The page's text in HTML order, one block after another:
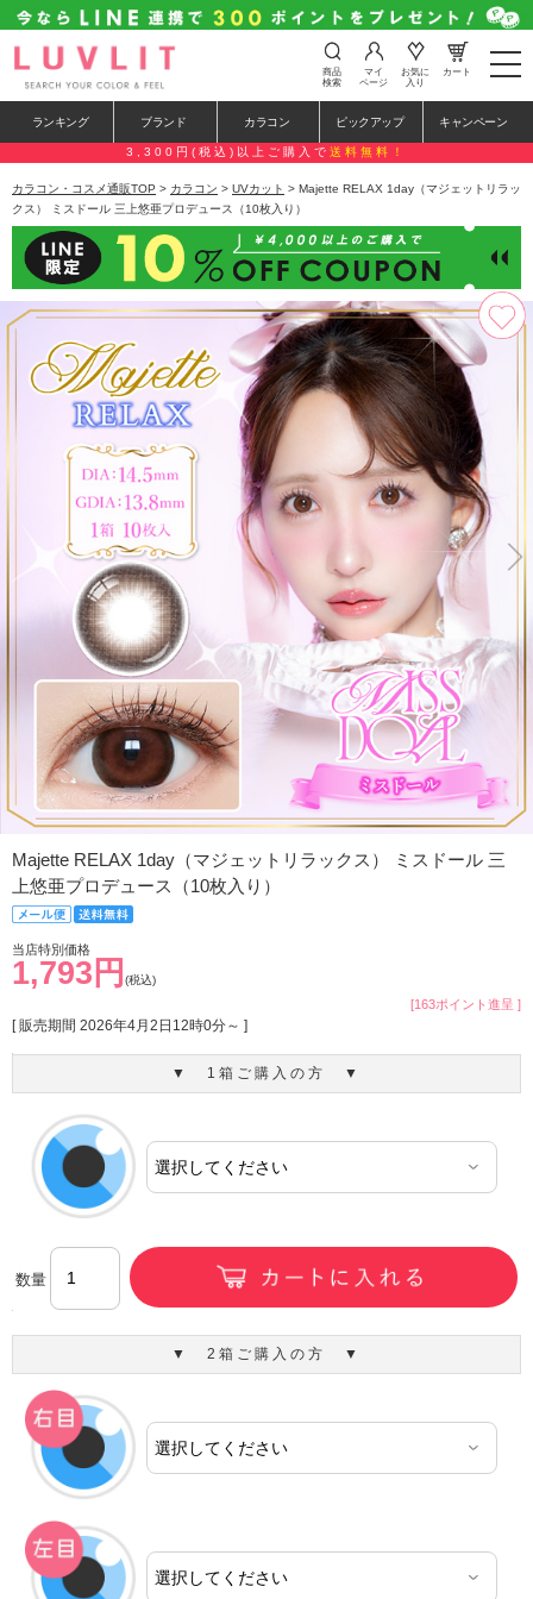
t
o
e
n
a
a
i
o
n
商品
検索
マイ
ページ
お気に
入り
カート
ランキング ブランド カラコン ピックアップ キャンペーン
3,300円(税込)以上ご購入で 送料無料！
カラコン・コスメ通販TOP > カラコン > UVカット > Majette RELAX 1day（マジェットリラッ
クス） ミスドール 三上悠亜プロデュース（10枚入り）
Majette RELAX 1day（マジェットリラックス） ミスドール 三
上悠亜プロデュース（10枚入り）
当店特別価格
1,793円 (税込)
[163ポイント進呈 ]
[ 販売期間 2026年4月2日12時0分～ ]
▼ 1箱ご購入の方 ▼
数量
▼ 2箱ご購入の方 ▼